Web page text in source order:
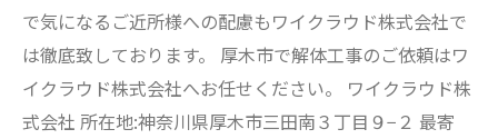
で気になるご近所様への配慮もワイクラウド株式会社で
は徹底致しております。 厚木市で解体工事のご依頼はワ
イクラウド株式会社へお任せください。 ワイクラウド株
式会社 所在地:神奈川県厚木市三田南３丁目９−２ 最寄